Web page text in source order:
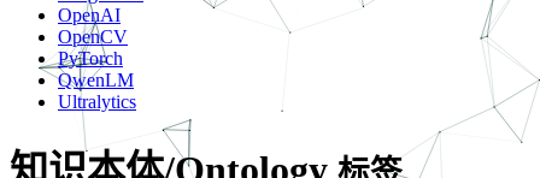
OpenAI
OpenCV
PyTorch
QwenLM
Ultralytics